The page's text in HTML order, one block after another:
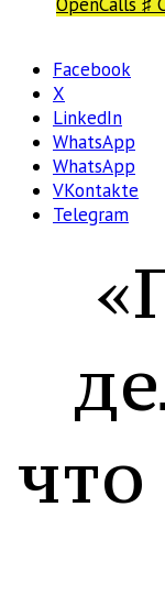
Facebook
X
LinkedIn
WhatsApp
WhatsApp
VKontakte
Telegram